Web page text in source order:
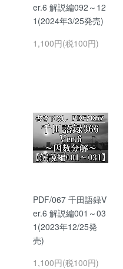
er.6 解説編092～12
1(2024年3/25発売)
1,100円(税100円)
PDF/067 千田語録V
er.6 解説編001～03
1(2023年12/25発
売)
1,100円(税100円)